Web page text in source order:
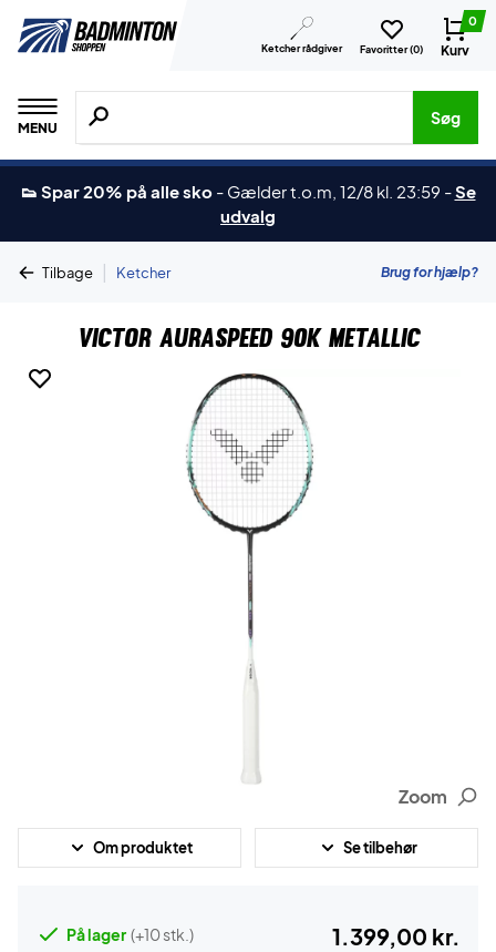
Ketcher rådgiver Favoritter (0)
0
Kurv
MENU
Søg efter produkter, mærker etc.
Søg
👟 Spar 20% på alle sko - Gælder t.o.m, 12/8 kl. 23:59 -Se
udvalg
Tilbage | Ketcher Brug for hjælp?
Victor Auraspeed 90K Metallic
Zoom
Om produktet Se tilbehør
På lager (+10 stk.)
1.399,00 kr.